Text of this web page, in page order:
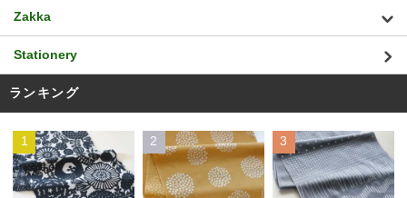
Zakka
Stationery
ランキング
1 2 3